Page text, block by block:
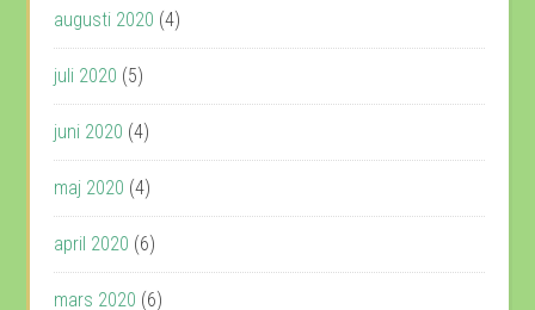
augusti 2020 (4)
juli 2020 (5)
juni 2020 (4)
maj 2020 (4)
april 2020 (6)
mars 2020 (6)